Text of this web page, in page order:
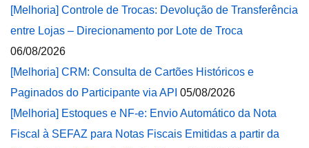
[Melhoria] Controle de Trocas: Devolução de Transferência
entre Lojas – Direcionamento por Lote de Troca
06/08/2026
[Melhoria] CRM: Consulta de Cartões Históricos e
Paginados do Participante via API 05/08/2026
[Melhoria] Estoques e NF-e: Envio Automático da Nota
Fiscal à SEFAZ para Notas Fiscais Emitidas a partir da